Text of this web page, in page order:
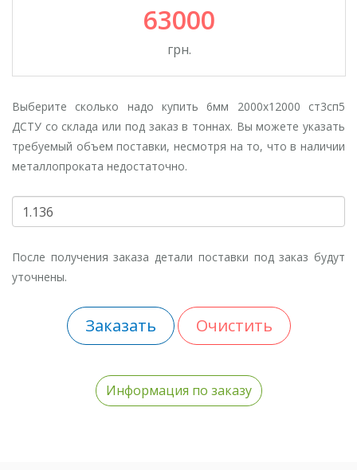
45мм 1700х5650(рез)10ХСНД
Сталь конструкционная низколегированная для сварных
63000
грн.
Выберите сколько надо купить 6мм 2000х12000 ст3сп5
ДСТУ со склада или под заказ в тоннах. Вы можете указать
требуемый объем поставки, несмотря на то, что в наличии
металлопроката недостаточно.
После получения заказа детали поставки под заказ будут
уточнены.
Заказать Очистить
Информация по заказу